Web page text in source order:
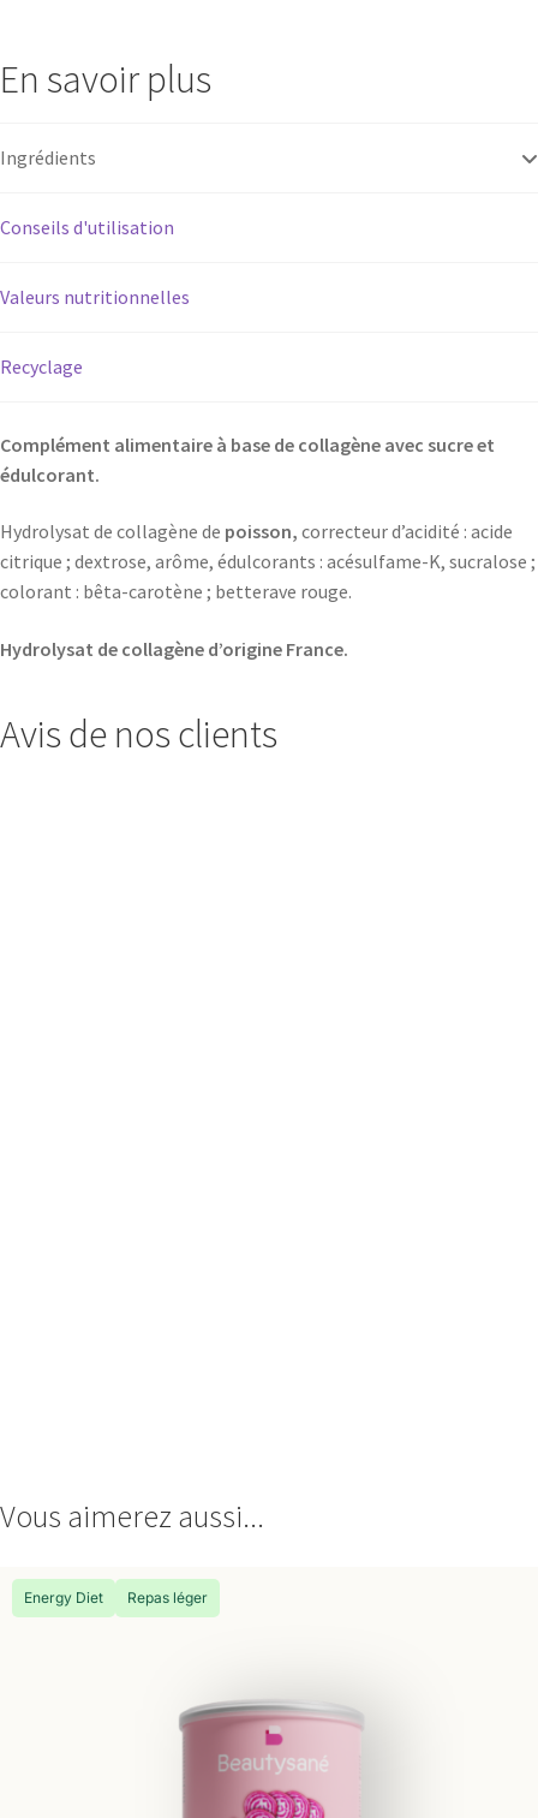
En savoir plus
Ingrédients
Conseils d'utilisation
Valeurs nutritionnelles
Recyclage
Complément alimentaire à base de collagène avec sucre et
édulcorant.
Hydrolysat de collagène de poisson, correcteur d’acidité : acide
citrique ; dextrose, arôme, édulcorants : acésulfame-K, sucralose ;
colorant : bêta-carotène ; betterave rouge.
Hydrolysat de collagène d’origine France.
Avis de nos clients
Vous aimerez aussi...
Energy Diet Repas léger